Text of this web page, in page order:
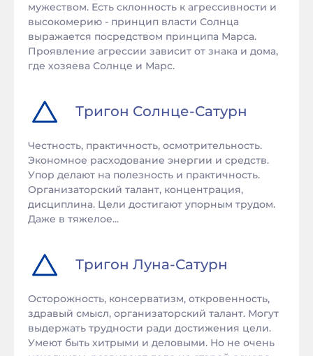
мужеством. Есть склонность к агрессивности и
высокомерию - принцип власти Солнца
выражается посредством принципа Марса.
Проявление агрессии зависит от знака и дома,
где хозяева Солнце и Марс.
Тригон Солнце-Сатурн
Честность, практичность, осмотрительность.
Экономное расходование энергии и средств.
Упор делают на полезность и практичность.
Организаторский талант, концентрация,
дисциплина. Цели достигают упорным трудом.
Даже в тяжелое...
Тригон Луна-Сатурн
Осторожность, консерватизм, откровенность,
здравый смысл, организаторский талант. Могут
выдержать трудности ради достижения цели.
Умеют быть хитрыми и деловыми. Но не очень